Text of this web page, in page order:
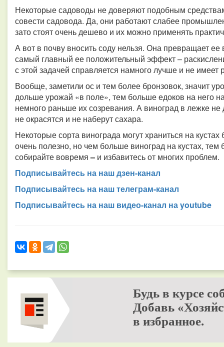
Некоторые садоводы не доверяют подобным
совести садовода. Да, они работают слабее
зато стоят очень дешево и их можно применять
А вот в почву вносить соду нельзя. Она превращает ее
самый главный ее положительный эффект –
с этой задачей справляется намного лучше и не
Вообще, заметили ос и тем более бронзовок, значит
дольше урожай «в поле», тем больше едоков на него
немного раньше их созревания. А виноград в лежке
не окрасятся и не наберут сахара.
Некоторые сорта винограда могут храниться на
очень полезно, но чем больше виноград на кустах, тем
собирайте вовремя– и избавитесь от многих проблем.
Подписывайтесь на наш дзен-канал
Подписывайтесь на наш телеграм-канал
Подписывайтесь на наш видео-канал на youtube
Будь в курсе
Добавь
в избранное.